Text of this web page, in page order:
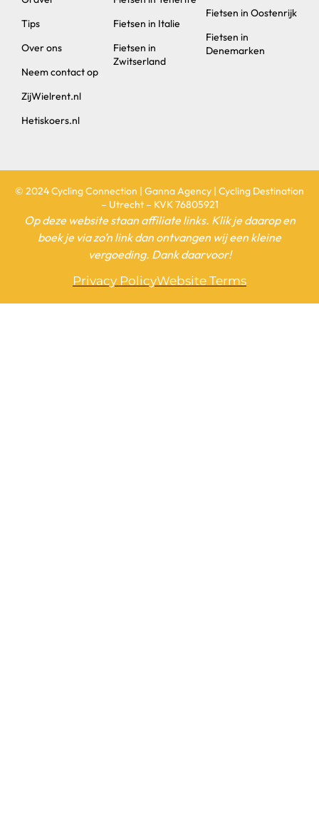
Tips
Over ons
Neem contact op
ZijWielrent.nl
Hetiskoers.nl
Fietsen in Italie
Fietsen in
Zwitserland
Fietsen in Oostenrijk
Fietsen in
Denemarken
© 2024 Cycling Connection | Ganna Agency | Cycling Destination
– Utrecht – KVK 76805921
Op deze website staan affiliate links. Klik je daarop en
boek je via zo’n link dan ontvangen wij een kleine
vergoeding. Dank daarvoor!
Privacy PolicyWebsite Terms